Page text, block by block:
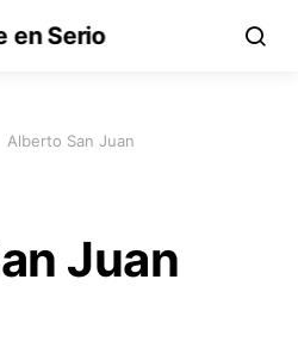
en Serio
Alberto San Juan
Juan